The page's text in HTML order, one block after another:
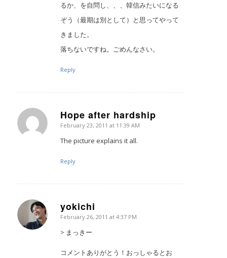
るか、を自問し、、、韓信みたいになる
ぞう（最期は別として）と思ってやって
きました。
落ちないですね。ごめんなさい。
Reply
Hope after hardship
says:
February 23, 2011 at 11:39 AM
The picture explains it all.
Reply
yokichi
says:
February 26, 2011 at 4:37 PM
> まっきー
コメントありがとう！おっしゃるとお